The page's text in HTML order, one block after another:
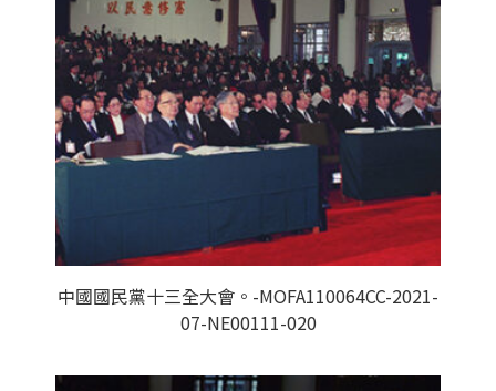
中國國民黨十三全大會。-MOFA110064CC-2021-
07-NE00111-020